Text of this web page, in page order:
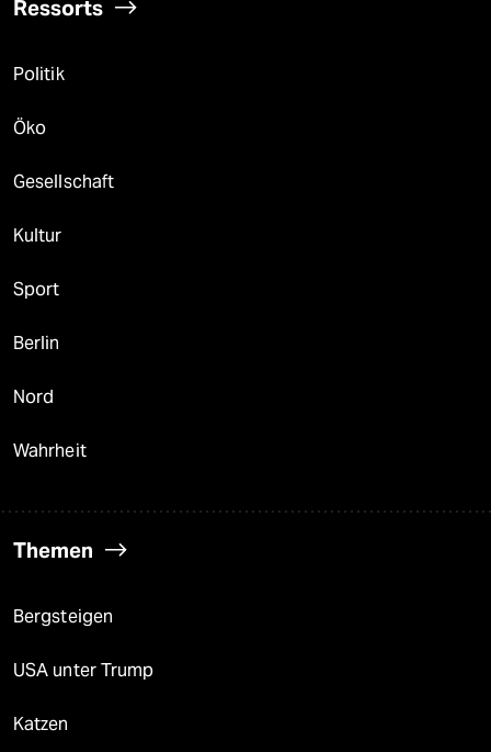
Ressorts
Politik
Öko
Gesellschaft
Kultur
Sport
Berlin
Nord
Wahrheit
Themen
Bergsteigen
USA unter Trump
Katzen